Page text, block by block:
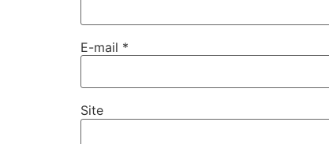
E-mail *
Site